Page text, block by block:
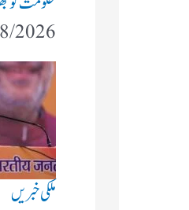
2026
ملکی خبریں